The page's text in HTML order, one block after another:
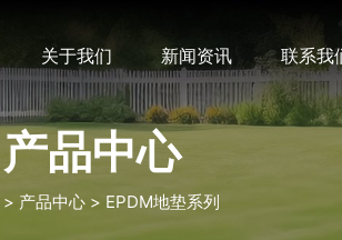
关于我们 新闻资讯 联系我
产品中心
产品中心 EPDM地垫系列